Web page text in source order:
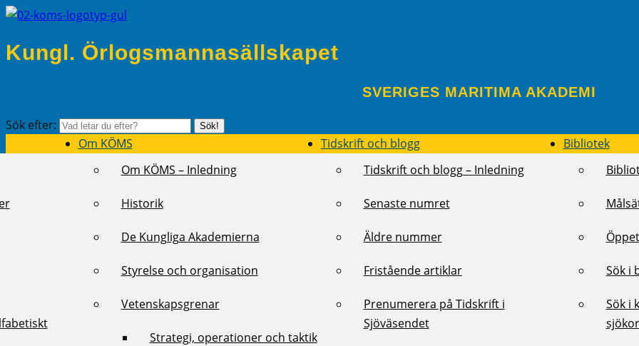
Kungl. Örlogsmannasällskapet
SVERIGES MARITIMA AKADEMI
Sök efter: Sök!
Om KÖMS
Om KÖMS – Inledning
Historik
De Kungliga Akademierna
Styrelse och organisation
Vetenskapsgrenar
Strategi, operationer och taktik
Tidskrift och blogg
Tidskrift och blogg – Inledning
Senaste numret
Äldre nummer
Fristående artiklar
Prenumerera på Tidskrift i
Sjöväsendet
Bibliotek
Sök i
Sök i